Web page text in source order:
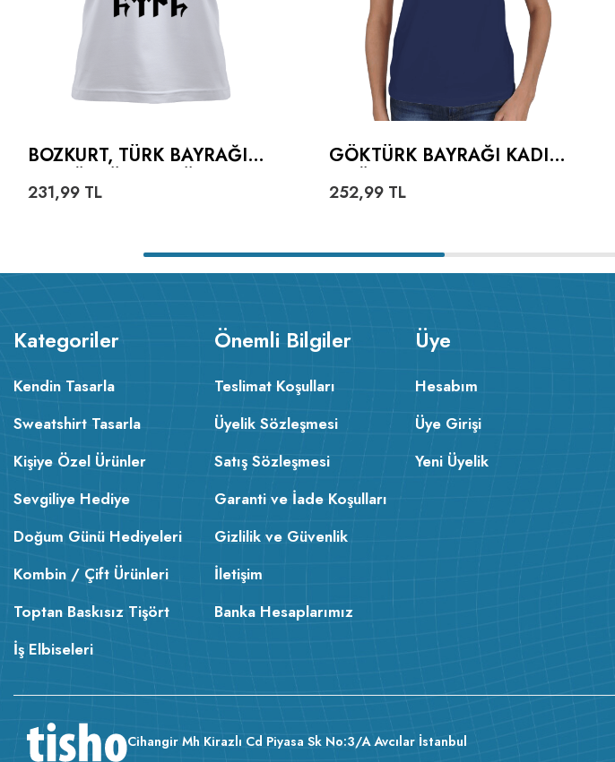
BOZKURT, TÜRK BAYRAĞI
YAZILI KADIN TIŞÖRT
231,99 TL
GÖKTÜRK BAYRAĞI KADIN
252,99 TL
Kategoriler
Kendin Tasarla
Sweatshirt Tasarla
Kişiye Özel Ürünler
Sevgiliye Hediye
Doğum Günü Hediyeleri
Kombin / Çift Ürünleri
Toptan Baskısız Tişört
İş Elbiseleri
Önemli Bilgiler
Teslimat Koşulları
Üyelik Sözleşmesi
Satış Sözleşmesi
Garanti ve İade Koşulları
Gizlilik ve Güvenlik
İletişim
Banka Hesaplarımız
Üye
Hesabım
Üye Girişi
Yeni Üyelik
Cihangir Mh Kirazlı Cd Piyasa Sk No:3/A Avcılar İstanbul